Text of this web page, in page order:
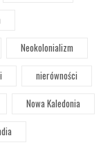
Neokolonializm
nierówności
Nowa Kaledonia